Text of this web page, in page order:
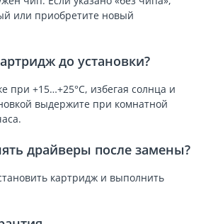
или приобретите новый
до установки?
при +15…+25°C, избегая солнца и
выдержите при комнатной
драйверы после замены?
картридж и выполнить